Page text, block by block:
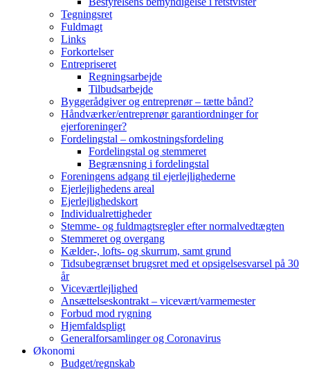
Tegningsret
Fuldmagt
Links
Forkortelser
Entrepriseret
Regningsarbejde
Tilbudsarbejde
Byggerådgiver og entreprenør – tætte bånd?
Håndværker/entreprenør garantiordninger for
ejerforeninger?
Fordelingstal – omkostningsfordeling
Fordelingstal og stemmeret
Begrænsning i fordelingstal
Foreningens adgang til ejerlejlighederne
Ejerlejlighedens areal
Ejerlejlighedskort
Individualrettigheder
Stemme- og fuldmagtsregler efter normalvedtægten
Stemmeret og overgang
Kælder-, lofts- og skurrum, samt grund
Tidsubegrænset brugsret med et opsigelsesvarsel på 30
år
Viceværtlejlighed
Ansættelseskontrakt – vicevært/varmemester
Forbud mod rygning
Hjemfaldspligt
Generalforsamlinger og Coronavirus
Økonomi
Budget/regnskab